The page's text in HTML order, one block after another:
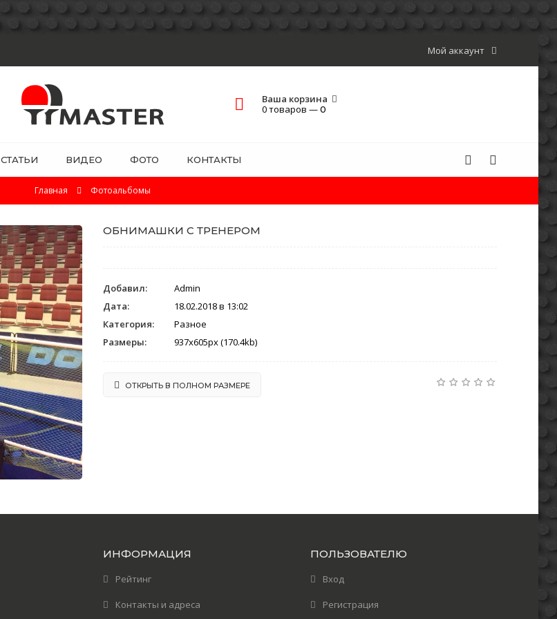
Мой аккаунт
Ваша корзина
0 товаров —0
СТАТЬИ ВИДЕО ФОТО КОНТАКТЫ
Главная Фотоальбомы
ОБНИМАШКИ С ТРЕНЕРОМ
Добавил:
Admin
Дата:
18.02.2018 в 13:02
Категория:
Разное
Размеры:
937x605px (170.4kb)
ОТКРЫТЬ В ПОЛНОМ РАЗМЕРЕ
ИНФОРМАЦИЯ
Рейтинг
Контакты и адреса
ПОЛЬЗОВАТЕЛЮ
Вход
Регистрация